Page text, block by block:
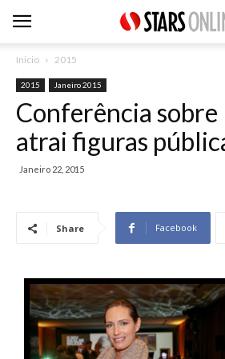
Inicio 2015
2015 Janeiro 2015
Conferência sobre
atrai figuras
Janeiro 22, 2015
Share Facebook